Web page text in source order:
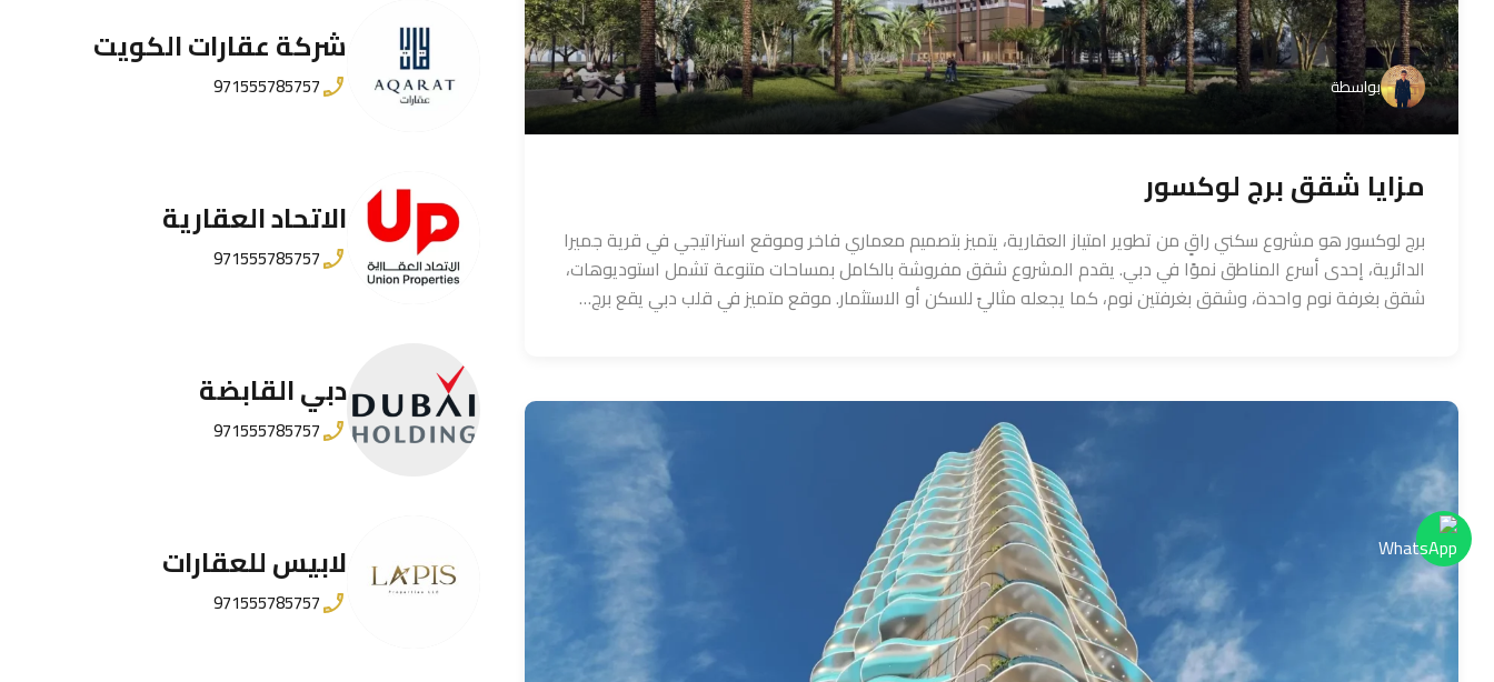
بواسطة
مزايا شقق برج لوكسور
برج لوكسور هو مشروع سكني راقٍ من تطوير امتياز العقارية، يتميز بتصميم معماري فاخر وموقع استراتيجي في قرية جميرا
الدائرية، إحدى أسرع المناطق نموًا في دبي. يقدم المشروع شقق مفروشة بالكامل بمساحات متنوعة تشمل استوديوهات،
شقق بغرفة نوم واحدة، وشقق بغرفتين نوم، كما يجعله مثاليً للسكن أو الاستثمار. موقع متميز في قلب دبي يقع برج…
شركة عقارات الكويت
971555785757
الاتحاد العقارية
971555785757
دبي القابضة
971555785757
لابيس للعقارات
971555785757